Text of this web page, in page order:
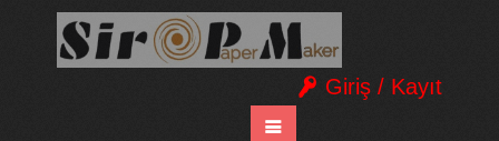
Giriş / Kayıt